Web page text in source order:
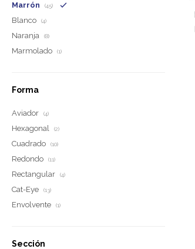
Marrón (45)
Blanco (4)
Naranja (8)
Marmolado (1)
Forma
Aviador (4)
Hexagonal (2)
Cuadrado (10)
Redondo (11)
Rectangular (4)
Cat-Eye (13)
Envolvente (1)
Sección